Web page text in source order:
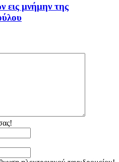
εις μνήμην της